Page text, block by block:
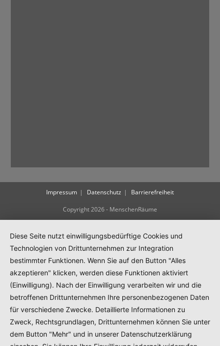
Impressum Datenschutz Barrierefreiheit
Copyright 2026 - MenschenRäume
Diese Seite nutzt einwilligungsbedürftige Cookies und
Technologien von Drittunternehmen zur Integration
bestimmter Funktionen. Wenn Sie auf den Button "Alles
akzeptieren" klicken, werden diese Funktionen aktiviert
(Einwilligung). Nach der Einwilligung verarbeiten wir und die
betroffenen Drittunternehmen Ihre personenbezogenen Daten
für verschiedene Zwecke. Detaillierte Informationen zu
Zweck, Rechtsgrundlagen, Drittunternehmen können Sie unter
dem Button "Mehr" und in unserer Datenschutzerklärung